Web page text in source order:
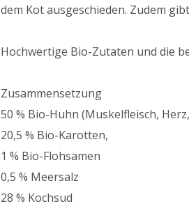
dem Kot ausgeschieden. Zudem
Hochwertige Bio-Zutaten und die
Zusammensetzung
50 % Bio-Huhn (Muskelfleisch,
20,5 % Bio-Karotten,
1 % Bio-Flohsamen
0,5 % Meersalz
28 % Kochsud